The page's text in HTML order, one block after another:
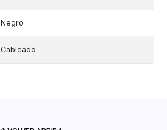
Negro
Cableado